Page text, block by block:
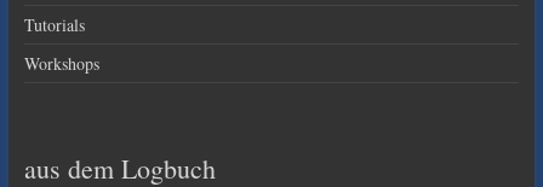
Tutorials
Workshops
aus dem Logbuch